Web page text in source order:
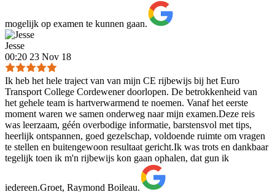
mogelijk op examen te kunnen gaan.
Jesse
00:20 23 Nov 18
Ik heb het hele traject van van mijn CE rijbewijs bij het Euro
Transport College Cordewener doorlopen. De betrokkenheid van
het gehele team is hartverwarmend te noemen. Vanaf het eerste
moment waren we samen onderweg naar mijn examen.Deze reis
was leerzaam, géén overbodige informatie, barstensvol met tips,
heerlijk ontspannen, goed gezelschap, voldoende ruimte om vragen
te stellen en buitengewoon resultaat gericht.Ik was trots en dankbaar
tegelijk toen ik m'n rijbewijs kon gaan ophalen, dat gun ik
iedereen.Groet, Raymond Boileau.